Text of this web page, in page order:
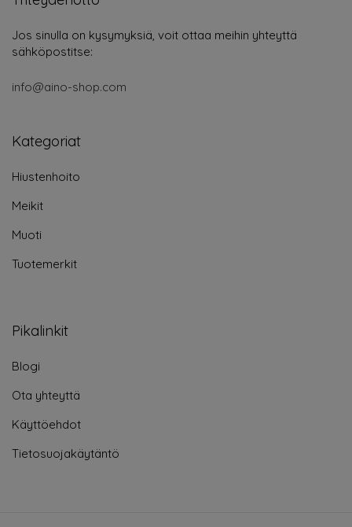
Jos sinulla on kysymyksiä, voit ottaa meihin yhteyttä
sähköpostitse:
info@aino-shop.com
Kategoriat
Hiustenhoito
Meikit
Muoti
Tuotemerkit
Pikalinkit
Blogi
Ota yhteyttä
Käyttöehdot
Tietosuojakäytäntö